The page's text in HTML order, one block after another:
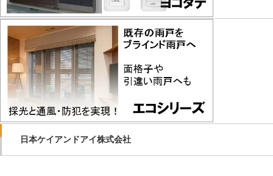
日本ケイアンドアイ株式会社